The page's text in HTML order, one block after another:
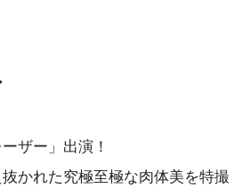
ザー」出演！
かれた究極至極な肉体美を特撮